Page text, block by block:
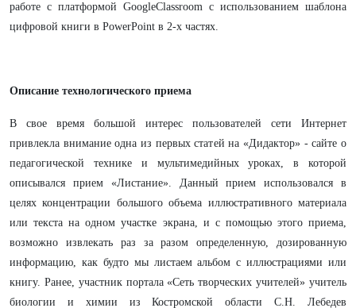
работе с платформой GoogleClassroom с использованием шаблона
цифровой книги в PowerPoint в 2-х частях.
Описание технологического приема
В свое время большой интерес пользователей сети Интернет
привлекла внимание одна из первых статей на «Дидактор» - сайте о
педагогической технике и мультимедийных уроках, в которой
описывался прием «Листание». Данный прием использовался в
целях концентрации большого объема иллюстративного материала
или текста на одном участке экрана, и с помощью этого приема,
возможно извлекать раз за разом определенную, дозированную
информацию, как будто мы листаем альбом с иллюстрациями или
книгу. Ранее, участник портала «Сеть творческих учителей» учитель
биологии и химии из Костромской области С.Н. Лебедев